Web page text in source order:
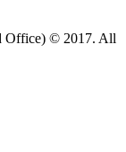
Office) © 2017. All